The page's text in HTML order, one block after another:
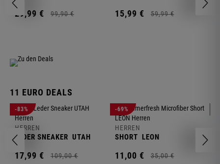
29,99 € 99,90 € 15,99 € 59,99 €
11 EURO DEALS
-83%
HERREN
LEDER SNEAKER UTAH
17,99 € 109,00 €
-69%
HERREN
SHORT LEON
11,00 € 35,00 €